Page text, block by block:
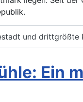
und drittgrößte
Ein